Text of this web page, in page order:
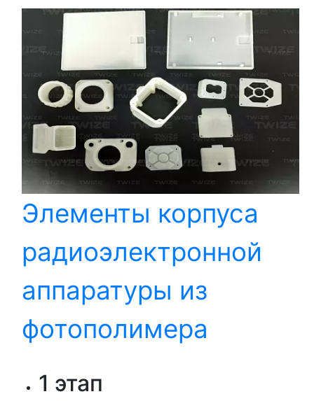
Элементы корпуса
радиоэлектронной
аппаратуры из
фотополимера
1 этап